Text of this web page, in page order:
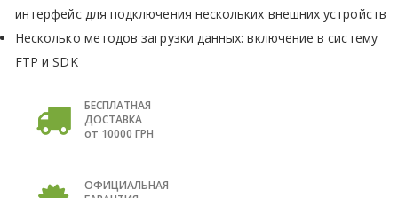
интерфейс для подключения нескольких внешних устройств
Несколько методов загрузки данных: включение в систему
FTP и SDK
БЕСПЛАТНАЯ
ДОСТАВКА
от 10000 ГРН
ОФИЦИАЛЬНАЯ